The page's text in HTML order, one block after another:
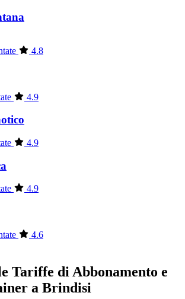
4.8
4.9
4.9
4.9
4.6
Tariffe di Abbonamento e
a Brindisi